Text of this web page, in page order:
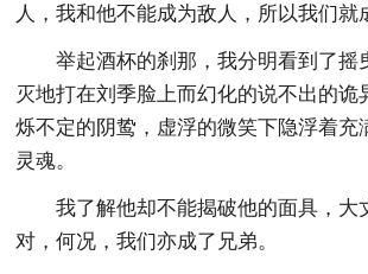
人，我和他不能成为敌人，所以我们就
举起酒杯的刹那，我分明看到了摇
灭地打在刘季脸上而幻化的说不出的诡
烁不定的阴鸷，虚浮的微笑下隐浮着充
灵魂。
我了解他却不能揭破他的面具，大
对，何况，我们亦成了兄弟。